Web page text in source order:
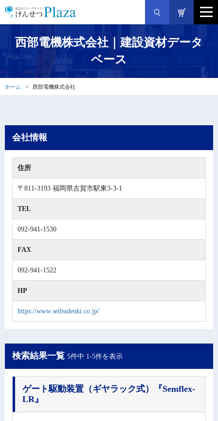
西部電機株式会社｜建設資材データ
ベース
ホーム 西部電機株式会社
会社情報
住所
〒811-3193 福岡県古賀市駅東3-3-1
TEL
092-941-1530
FAX
092-941-1522
HP
https://www.seibudenki.co.jp/
検索結果一覧 5件中 1-5件を表示
ゲート駆動装置（ギヤラック式）
『Semflex-
LR』